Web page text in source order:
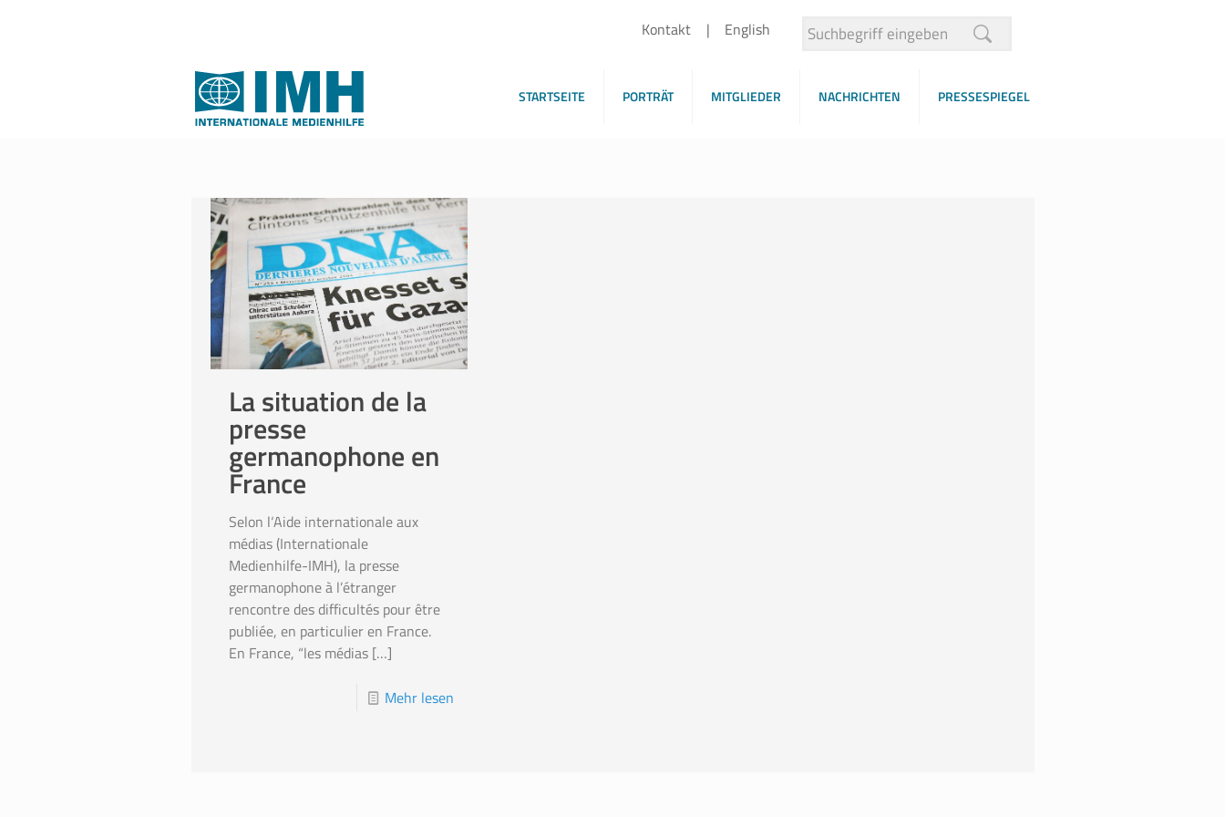
Kontakt English
STARTSEITE PORTRÄT MITGLIEDER NACHRICHTEN PRESSESPIEGEL
La situation de la
presse
germanophone en
France
Selon l‘Aide internationale aux
médias (Internationale
Medienhilfe-IMH), la presse
germanophone à l’étranger
rencontre des difficultés pour être
publiée, en particulier en France.
En France, “les médias[…]
Mehr lesen